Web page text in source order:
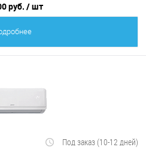
руб. / шт
Под заказ (10-12 дней)